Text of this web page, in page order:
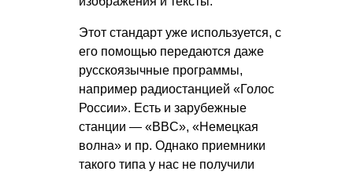
Этот стандарт уже используется, с
его помощью передаются даже
русскоязычные программы,
например радиостанцией «Голос
России». Есть и зарубежные
станции — «BBC», «Немецкая
волна» и пр. Однако приемники
такого типа у нас не получили